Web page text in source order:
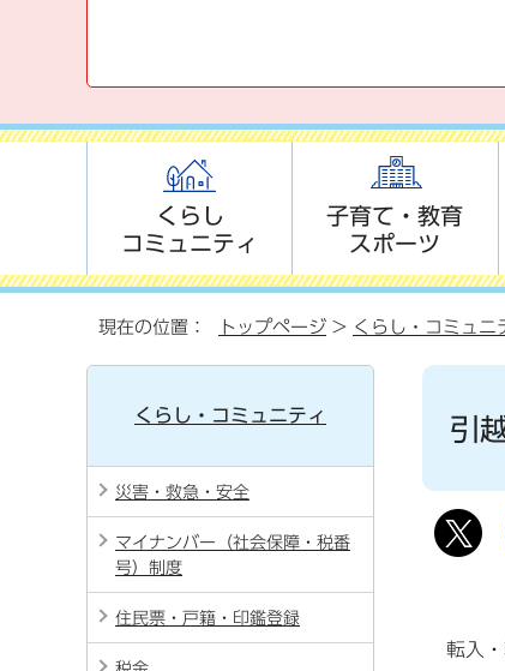
くらし
コミュニティ
子育て・教育
スポーツ
現在の位置： トップページ > くらし・コミュニ
引
転入
くらし・コミュニティ
災害・救急・安全
マイナンバー（社会保障・税番
号）制度
住民票・戸籍・印鑑登録